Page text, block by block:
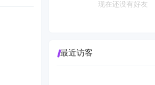
现在还没有好友
最近访客